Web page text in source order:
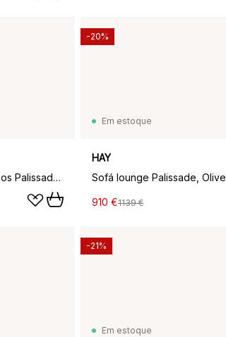
Cadeira com apoios de braços Palissade Dining, Olive
Em estoque
HAY
Sofá lounge Palissade, Olive
910 €1139 €
-20%
Em estoque
-21%